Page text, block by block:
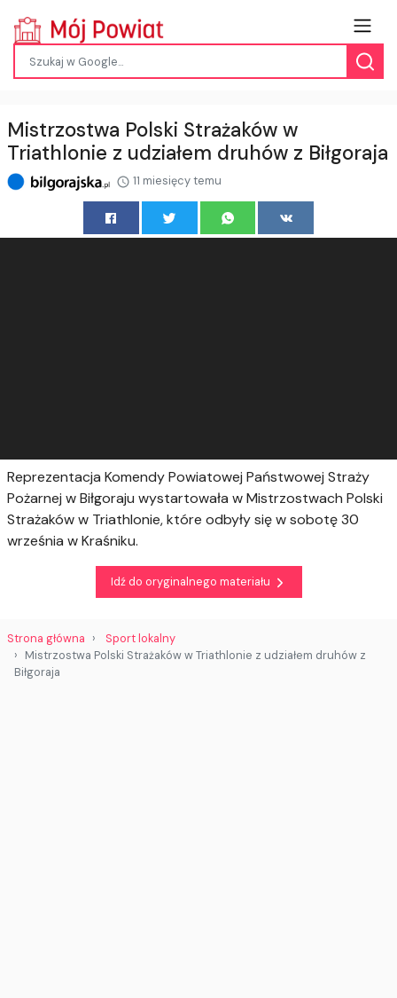
Mistrzostwa Polski Strażaków w
Triathlonie z udziałem druhów z Biłgoraja
11 miesięcy temu
Reprezentacja Komendy Powiatowej Państwowej Straży
Pożarnej w Biłgoraju wystartowała w Mistrzostwach Polski
Strażaków w Triathlonie, które odbyły się w sobotę 30
września w Kraśniku.
Idź do oryginalnego materiału
Strona główna
Sport lokalny
Mistrzostwa Polski Strażaków w Triathlonie z udziałem druhów z
Biłgoraja